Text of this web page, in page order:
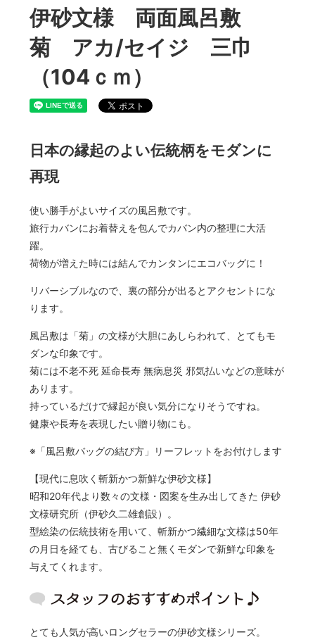
伊砂文様 両面風呂敷
菊 アカ/セイジ 三巾
（104ｃｍ）
日本の縁起のよい伝統柄をモダンに
再現
使い勝手がよいサイズの風呂敷です。
旅行カバンにお着替えを包んでカバン内の整理に大活
躍。
荷物が増えた時には結んでカンタンにエコバッグに！
リバーシブルなので、裏の部分が出るとアクセントにな
ります。
風呂敷は「菊」の文様が大胆にあしらわれて、とてもモ
ダンな印象です。
菊には不老不死 延命長寿 無病息災 邪気払いなどの意味が
あります。
持っているだけで縁起が良い気分になりそうですね。
健康や長寿を表現したい贈り物にも。
※「風呂敷バッグの結び方」リーフレットをお付けします
【現代に息吹く斬新かつ新鮮な伊砂文様】
昭和20年代より数々の文様・図案を生み出してきた 伊砂
文様研究所（伊砂久二雄創設）。
型絵染の伝統技術を用いて、斬新かつ繊細な文様は50年
の月日を経ても、古びること無くモダンで新鮮な印象を
与えてくれます。
とても人気が高いロングセラーの伊砂文様シリーズ。